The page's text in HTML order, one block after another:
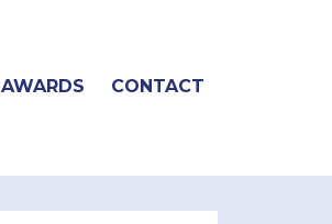
AWARDS CONTACT